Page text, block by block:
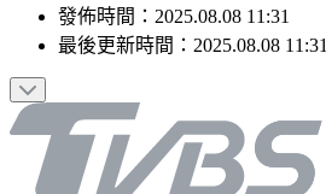
發佈時間： 2025.08.08 11:31
最後更新時間： 2025.08.08 11:31